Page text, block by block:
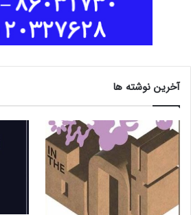
آخرین نوشته ها